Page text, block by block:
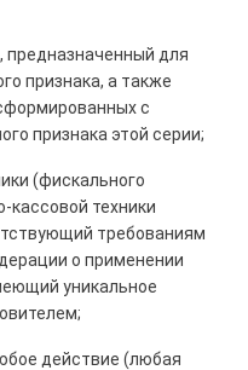
предназначенный для
признака, а также
с
признака этой серии;
(фискального
кассовой техники
требованиям
о применении
уникальное
действие (любая